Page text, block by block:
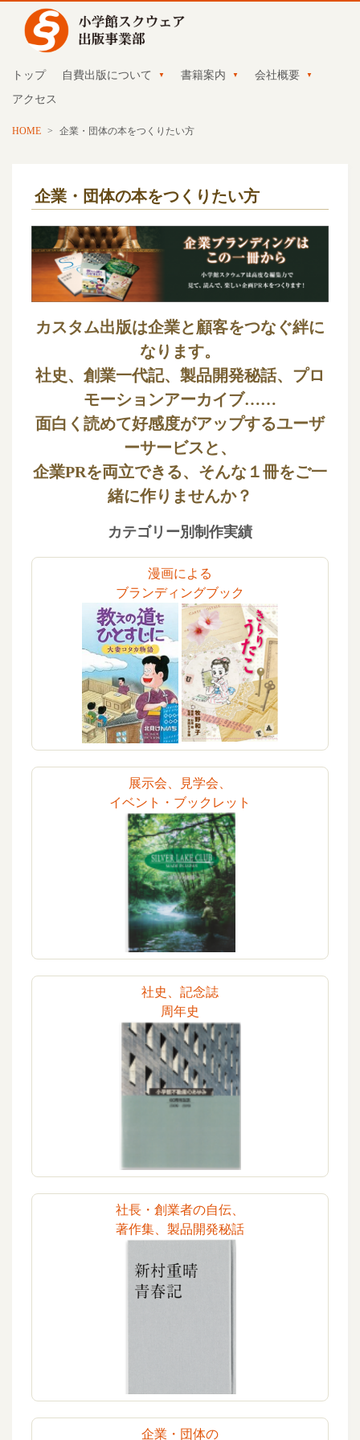
トップ 自費出版について 書籍案内
会社概要
アクセス
HOME > 企業・団体の本をつくりたい方
企業・団体の本をつくりたい方
カスタム出版は企業と顧客をつなぐ絆に
なります。
社史、創業一代記、製品開発秘話、プロ
モーションアーカイブ……
面白く読めて好感度がアップするユーザ
ーサービスと、
企業PRを両立できる、そんな１冊をご一
緒に作りませんか？
カテゴリー別制作実績
漫画による
ブランディングブック
展示会、見学会、
イベント・ブックレット
社史、記念誌
周年史
社長・創業者の自伝、
著作集、製品開発秘話
企業・団体の